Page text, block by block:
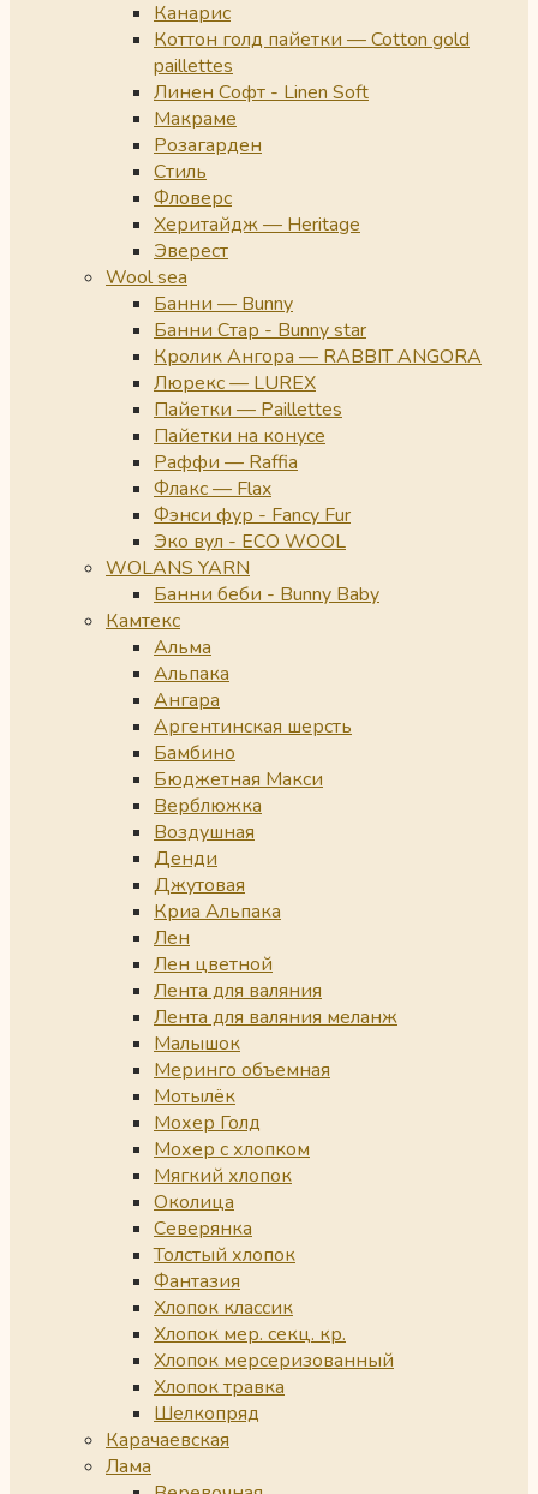
Канарис
Коттон голд пайетки — Cotton gold
paillettes
Линен Софт - Linen Soft
Макраме
Розагарден
Стиль
Фловерс
Херитайдж — Heritage
Эверест
Wool sea
Банни — Bunny
Банни Стар - Bunny star
Кролик Ангора — RABBIT ANGORA
Люрекс — LUREX
Пайетки — Paillettes
Пайетки на конусе
Раффи — Raffia
Флакс — Flax
Фэнси фур - Fancy Fur
Эко вул - ECO WOOL
WOLANS YARN
Банни беби - Bunny Baby
Камтекс
Альма
Альпака
Ангара
Аргентинская шерсть
Бамбино
Бюджетная Макси
Верблюжка
Воздушная
Денди
Джутовая
Криа Альпака
Лен
Лен цветной
Лента для валяния
Лента для валяния меланж
Малышок
Меринго объемная
Мотылёк
Мохер Голд
Мохер с хлопком
Мягкий хлопок
Околица
Северянка
Толстый хлопок
Фантазия
Хлопок классик
Хлопок мер. секц. кр.
Хлопок мерсеризованный
Хлопок травка
Шелкопряд
Карачаевская
Лама